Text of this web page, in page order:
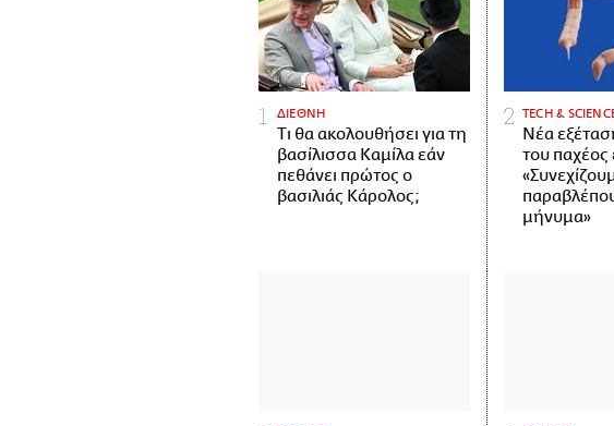
ΔΙΕΘΝΗ
Τι θα ακολουθήσει για τη
βασίλισσα Καμίλα εάν
πεθάνει πρώτος ο
βασιλιάς Κάρολος;
ΤECH &
Νέα
του παχέος
μήνυμα»